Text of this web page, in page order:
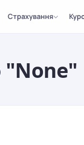
Страхування
"None"